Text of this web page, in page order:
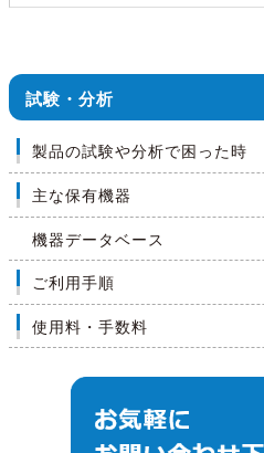
試験・分析
製品の試験や分析で困った時
主な保有機器
機器データベース
ご利用手順
使用料・手数料